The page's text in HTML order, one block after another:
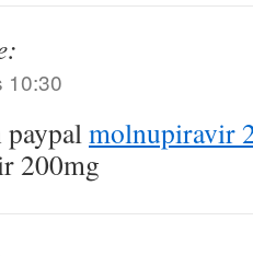
10:30
molnupiravir
200mg